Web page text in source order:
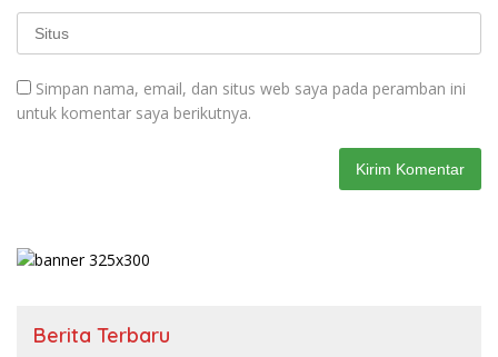
Simpan nama, email, dan situs web saya pada peramban ini
untuk komentar saya berikutnya.
Berita Terbaru